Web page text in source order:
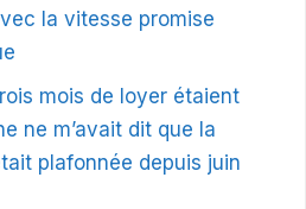
la vitesse promise
mois de loyer étaient
ne m’avait dit que la
plafonnée depuis juin